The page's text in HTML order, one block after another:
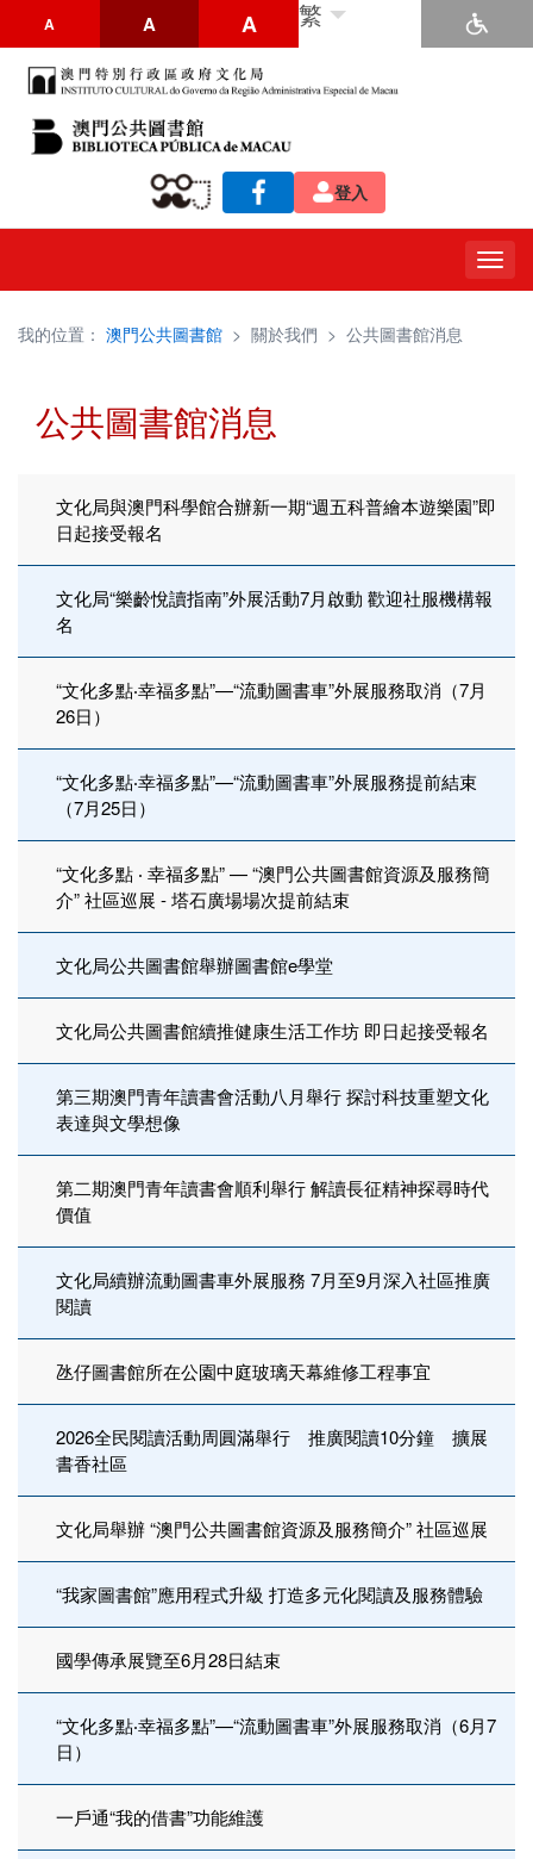
A A A 繁
登入
我的位置： 澳門公共圖書館 > 關於我們 > 公共圖書館消息
公共圖書館消息
文化局與澳門科學館合辦新一期“週五科普繪本遊樂園”即
日起接受報名
文化局“樂齡悅讀指南”外展活動7月啟動 歡迎社服機構報
名
“文化多點‧幸福多點”—“流動圖書車”外展服務取消（7月
26日）
“文化多點‧幸福多點”—“流動圖書車”外展服務提前結束
（7月25日）
“文化多點 ‧ 幸福多點” — “澳門公共圖書館資源及服務簡
介” 社區巡展 - 塔石廣場場次提前結束
文化局公共圖書館舉辦圖書館e學堂
文化局公共圖書館續推健康生活工作坊 即日起接受報名
第三期澳門青年讀書會活動八月舉行 探討科技重塑文化
表達與文學想像
第二期澳門青年讀書會順利舉行 解讀長征精神探尋時代
價值
文化局續辦流動圖書車外展服務 7月至9月深入社區推廣
閱讀
氹仔圖書館所在公園中庭玻璃天幕維修工程事宜
2026全民閱讀活動周圓滿舉行 推廣閱讀10分鐘 擴展
書香社區
文化局舉辦 “澳門公共圖書館資源及服務簡介” 社區巡展
“我家圖書館”應用程式升級 打造多元化閱讀及服務體驗
國學傳承展覽至6月28日結束
“文化多點‧幸福多點”—“流動圖書車”外展服務取消（6月7
日）
一戶通“我的借書”功能維護